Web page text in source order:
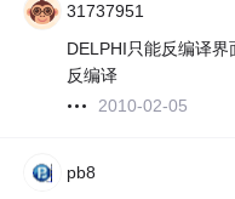
31737951
DELPHI只能反编译
反编译
2010-02-05
pb8